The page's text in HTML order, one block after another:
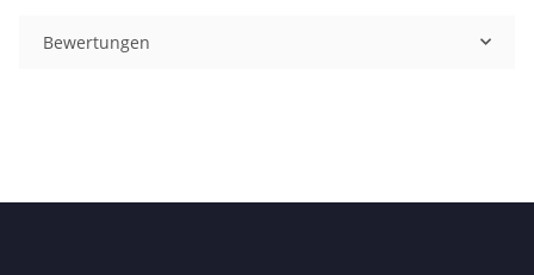
Bewertungen